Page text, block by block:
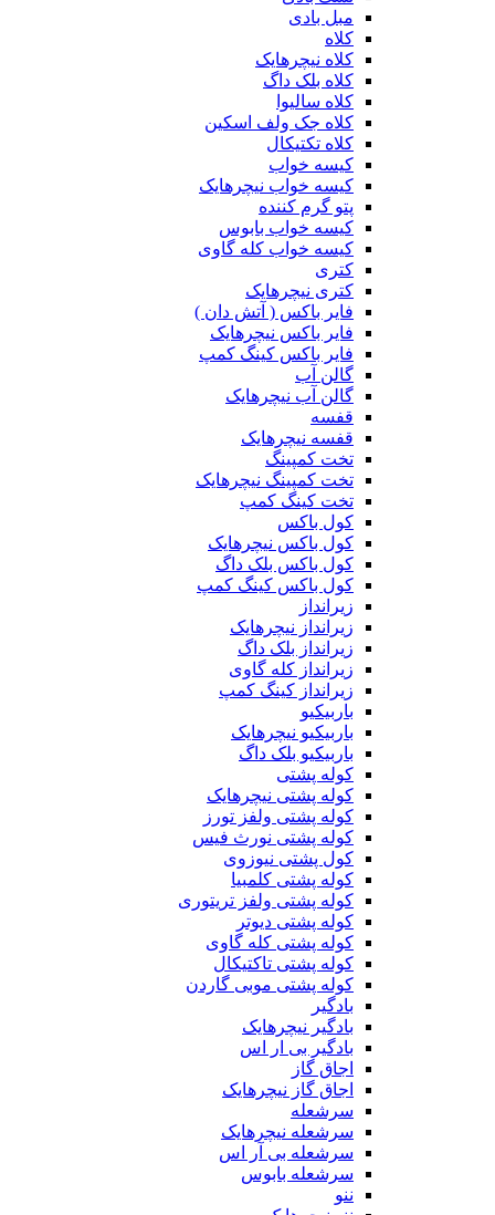
مبل بادی
کلاه
کلاه نیچرهایک
کلاه بلک داگ
کلاه سالیوا
کلاه جک‌ ولف‌ اسکین
کلاه تکتیکال
کیسه خواب
کیسه خواب نیچرهایک
پتو گرم کننده
کیسه خواب بابوس
کیسه خواب کله گاوی
کتری
کتری نیچرهایک
فایر باکس ( آتش دان )
فایر باکس نیچرهایک
فایر باکس کینگ کمپ
گالن آب
گالن آب نیچرهایک
قفسه
قفسه نیچرهایک
تخت کمپینگ
تخت کمپینگ نیچرهایک
تخت کینگ کمپ
کول باکس
کول باکس نیچرهایک
کول باکس بلک داگ
کول باکس کینگ کمپ
زیرانداز
زیرانداز نیچرهایک
زیرانداز بلک داگ
زیرانداز کله گاوی
زیرانداز کینگ کمپ
باربیکیو
باربیکیو نیچرهایک
باربیکیو بلک داگ
کوله پشتی
کوله پشتی نیچرهایک
کوله پشتی ولفز تورز
کوله پشتی نورث فیس
کول پشتی نیوزوی
کوله پشتی کلمبیا
کوله پشتی ولفز تریتوری
کوله پشتی دیوتر
کوله پشتی کله گاوی
کوله پشتی تاکتیکال
کوله پشتی موبی گاردن
بادگیر
بادگیر نیچرهایک
بادگیر بی ار اس
اجاق گاز
اجاق گاز نیچرهایک
سرشعله
سرشعله نیچرهایک
سرشعله بی آر اس
سرشعله بابوس
ننو